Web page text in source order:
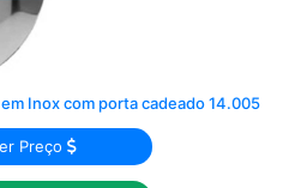
Inox com porta cadeado 14.005
Preço